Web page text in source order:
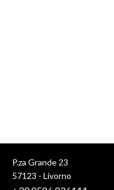
P.za Grande 23
57123 - Livorno